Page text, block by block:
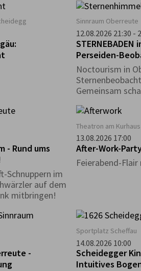
müssten. Durch
Repair Café-
Gedanke
lokalen Ebenen
getragen.
Sinnraum Oberreute
12.08.2026 21:30 -
Perseiden-
Noctourism in
Gemeinsam
Schönheiten des
- Rund ums
Schnuppern im
auf dem
mitbringen!
Theatron am
13.08.2026 17:00
After-Work-
Feierabend-
-
Sportplatz Scheffau
14.08.2026 10:00
Scheidegger
Intuitives